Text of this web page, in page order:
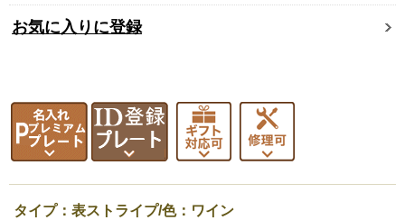
お気に入りに登録
タイプ：表ストライプ/色：ワイン